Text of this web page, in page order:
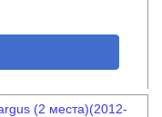
(2 места)(2012-